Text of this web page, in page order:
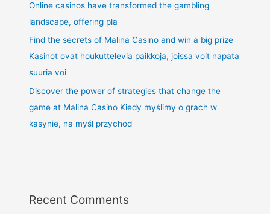
Online casinos have transformed the gambling
landscape, offering pla
Find the secrets of Malina Casino and win a big prize
Kasinot ovat houkuttelevia paikkoja, joissa voit napata
suuria voi
Discover the power of strategies that change the
game at Malina Casino Kiedy myślimy o grach w
kasynie, na myśl przychod
Recent Comments